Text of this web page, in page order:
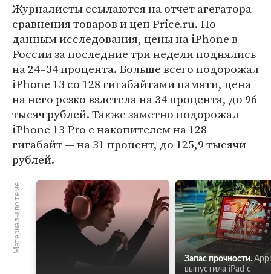
Журналисты ссылаются на отчет агегатора
сравнения товаров и цен Price.ru. По
данным исследования, цены на iPhone в
России за последние три недели поднялись
на 24–34 процента. Больше всего подорожал
iPhone 13 со 128 гигабайтами памяти, цена
на него резко взлетела на 34 процента, до 96
тысяч рублей. Также заметно подорожал
iPhone 13 Pro с накопителем на 128
гигабайт — на 31 процент, до 125,9 тысячи
рублей.
Материалы по теме
Запас прочности.
выпустила iPad с